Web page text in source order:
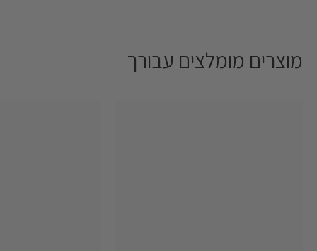
מוצרים מומלצים עבורך